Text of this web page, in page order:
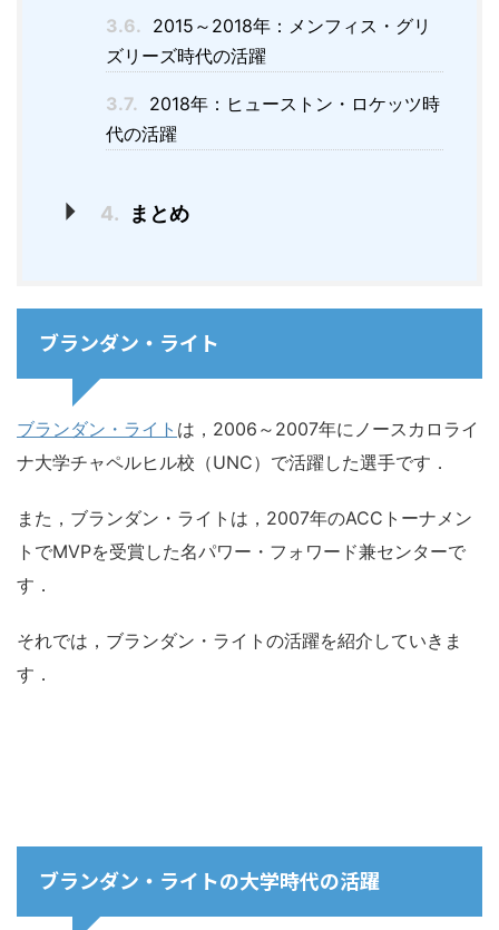
3.6. 2015～2018年：メンフィス・グリ
ズリーズ時代の活躍
3.7. 2018年：ヒューストン・ロケッツ時
代の活躍
4. まとめ
ブランダン・ライト
ブランダン・ライト は，2006～2007年にノースカロライ
ナ大学チャペルヒル校（UNC）で活躍した選手です．
また，ブランダン・ライトは，2007年のACCトーナメン
トでMVPを受賞した名パワー・フォワード兼センターで
す．
それでは，ブランダン・ライトの活躍を紹介していきま
す．
ブランダン・ライトの大学時代の活躍